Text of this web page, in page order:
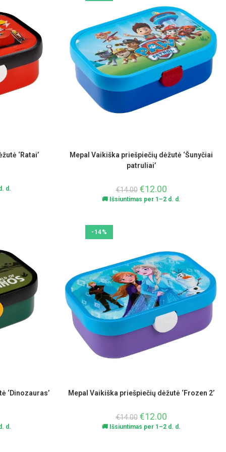
‘Ratai’
d.
Mepal Vaikiška priešpiečių dėžutė ‘Šunyčiai
patruliai’
€14.00 €12.00
🚚 Išsiuntimas per 1–2 d. d.
‘Dinozauras’
d.
-14%
Mepal Vaikiška priešpiečių dėžutė ‘Frozen 2’
€14.00 €12.00
🚚 Išsiuntimas per 1–2 d. d.